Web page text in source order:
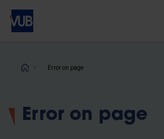
Skip
main
Breadcrumb
Error on page
Error on page